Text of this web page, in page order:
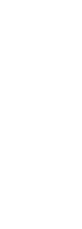
类别，不同类别武将适
鉴与护阵搭配，才能一
同决定联盟日常发展与